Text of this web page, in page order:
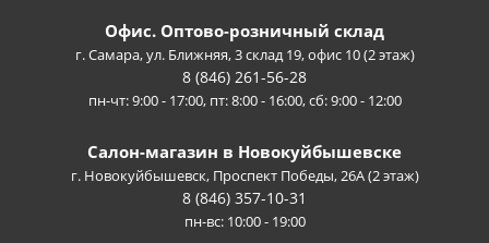
Офис. Оптово-розничный склад
г. Самара, ул. Ближняя, 3 склад 19, офис 10 (2 этаж)
8 (846) 261-56-28
пн-чт: 9:00 - 17:00, пт: 8:00 - 16:00, сб: 9:00 - 12:00
Салон-магазин в Новокуйбышевске
г. Новокуйбышевск, Проспект Победы, 26А (2 этаж)
8 (846) 357-10-31
пн-вс: 10:00 - 19:00